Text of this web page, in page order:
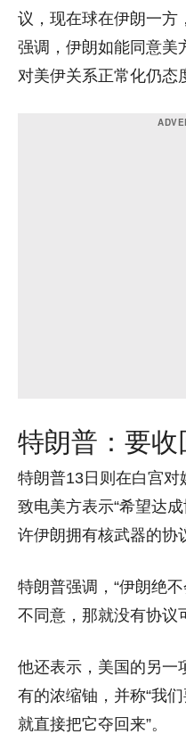
议，现在球在伊朗一方
强调，伊朗如能同意美
对美伊关系正常化仍态
特朗普：要
特朗普13日则在白宫对
致电美方表示“希望达
许伊朗拥有核武器的协
特朗普强调，“伊朗绝
不同意，那就没有协议
他还表示，美国的另一
有的浓缩铀，并称“我
就直接把它夺回来”。